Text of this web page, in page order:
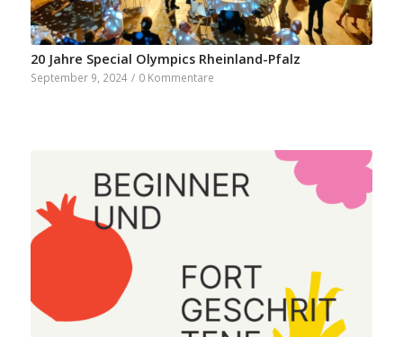
20 Jahre Special Olympics Rheinland-Pfalz
September 9, 2024 / 0 Kommentare